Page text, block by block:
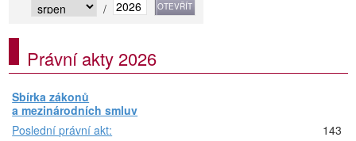
/
Právní akty 2026
Sbírka zákonů
a mezinárodních smluv
Poslední právní akt:
143